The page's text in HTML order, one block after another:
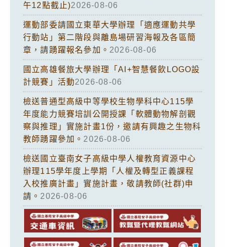
午12點截止)2026-08-06
運動部委請國立東華大學辦理「適應運動共學
行動站」第二階段與離島場研習海報及各區簡
章，請踴躍報名參加。 2026-08-06
國立高雄餐旅大學辦理「AI+智慧餐飲LOGO設
計競賽」活動2026-08-06
檢送普通型高級中等學校生物學科中心115學
年度能力競賽培訓公開授課「軟體動物解剖觀
察與推理」實施計畫1份，邀請有興趣之生物科
教師踴躍參加。 2026-08-06
檢送國立臺南女子高級中學人權教育資源中心
辦理115學年度上學期「人權及轉型正義課程
入校推廣計畫」實施計畫，敬請教師(社群)申
請。 2026-08-06